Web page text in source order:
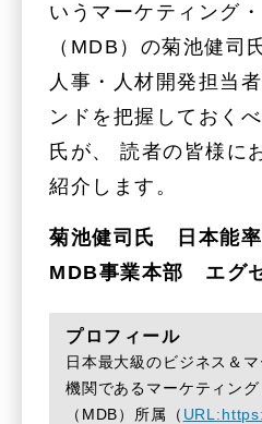
いうマーケティング
（MDB）の菊池健司
人事・人材開発担当
ンドを把握しておく
氏が、 読者の皆様に
紹介します。
菊池健司氏 日本能率
MDB事業本部 エグ
プロフィール
日本最大級のビジネス＆
機関であるマーケティン
（MDB）所属（